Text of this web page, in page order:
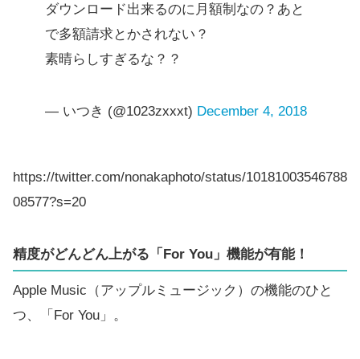
ダウンロード出来るのに月額制なの？あと
で多額請求とかされない？
素晴らしすぎるな？？
— いつき (@1023zxxxt) December 4, 2018
https://twitter.com/nonakaphoto/status/10181003546788
08577?s=20
精度がどんどん上がる「For You」機能が有能！
Apple Music（アップルミュージック）の機能のひと
つ、「For You」。